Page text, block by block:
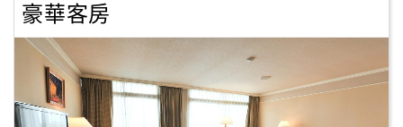
聯
Line
豪華客房